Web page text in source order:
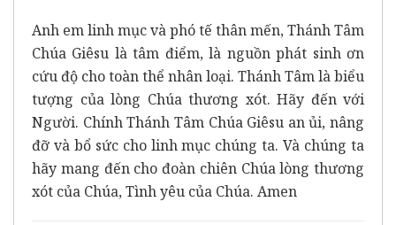
Anh em linh mục và phó tế thân mến, Thánh Tâm
Chúa Giêsu là tâm điểm, là nguồn phát sinh ơn
cứu độ cho toàn thể nhân loại. Thánh Tâm là biểu
tượng của lòng Chúa thương xót. Hãy đến với
Người. Chính Thánh Tâm Chúa Giêsu an ủi, nâng
đỡ và bổ sức cho linh mục chúng ta. Và chúng ta
hãy mang đến cho đoàn chiên Chúa lòng thương
xót của Chúa, Tình yêu của Chúa. Amen